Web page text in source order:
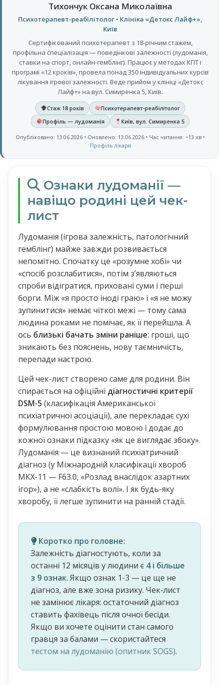
Тихончук Оксана Миколаївна
Психотерапевт-реабілітолог • Клініка «Детокс Лайф+»,
Київ
Сертифікований психотерапевт з 18-річним стажем,
профільна спеціалізація — поведінкові залежності (лудоманія,
ставки на спорт, онлайн-гемблінг). Працює у методах КПТ і
програмі «12 кроків», провела понад 350 індивідуальних курсів
лікування ігрової залежності. Веде прийом у клініці «Детокс
Лайф+» на вул. Симиренка 5, Київ.
Стаж 18 років
Психотерапевт-реабілітолог
Профіль — лудоманія
Київ, вул. Симиренка 5
Опубліковано: 13.06.2026 • Оновлено: 13.06.2026 • Час читання: ~13 хв •
Профіль лікаря
Ознаки лудоманії —
навіщо родині цей чек-
лист
Лудоманія (ігрова залежність, патологічний
гемблінг) майже завжди розвивається
непомітно. Спочатку це «розумне хобі» чи
«спосіб розслабитися», потім зʼявляються
спроби відігратися, приховані суми і перші
борги. Між «я просто іноді граю» і «я не можу
зупинитися» немає чіткої межі — тому сама
людина роками не помічає, як її перейшла. А
ось близькі бачать зміни раніше: гроші, що
зникають без пояснень, нову таємничість,
перепади настрою.
Цей чек-лист створено саме для родини. Він
спирається на офіційні діагностичні критерії
DSM-5 (класифікація Американської
психіатричної асоціації), але перекладає сухі
формулювання простою мовою і додає до
кожної ознаки підказку «як це виглядає збоку».
Лудоманія — це визнаний психіатричний
діагноз (у Міжнародній класифікації хвороб
МКХ-11 — F63.0, «Розлад внаслідок азартних
ігор»), а не «слабкість волі». І як будь-яку
хворобу, її легше зупинити на ранній стадії.
Коротко про головне:
Залежність діагностують, коли за
останні 12 місяців у людини є 4 і більше
з 9 ознак. Якщо ознак 1-3 — це ще не
діагноз, але вже зона ризику. Чек-лист
не замінює лікаря: остаточний діагноз
ставить фахівець після очної бесіди.
Якщо ви хочете оцінити стан самого
гравця за балами — скористайтеся
тестом на лудоманію (опитник SOGS).